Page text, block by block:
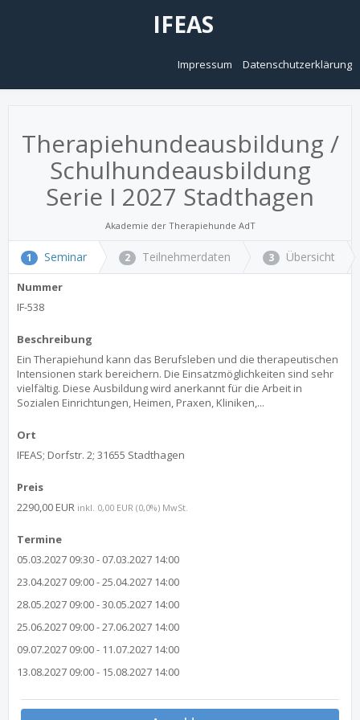
IFEAS
Impressum Datenschutzerklärung
Therapiehundeausbildung /
Schulhundeausbildung
Serie I 2027 Stadthagen
Akademie der Therapiehunde AdT
1 Seminar 2 Teilnehmerdaten 3 Übersicht
Nummer
IF-538
Beschreibung
Ein Therapiehund kann das Berufsleben und die therapeutischen
Intensionen stark bereichern. Die Einsatzmöglichkeiten sind sehr
vielfältig. Diese Ausbildung wird anerkannt für die Arbeit in
Sozialen Einrichtungen, Heimen, Praxen, Kliniken,...
Ort
IFEAS; Dorfstr. 2; 31655 Stadthagen
Preis
2290,00 EUR inkl. 0,00 EUR (0,0%) MwSt.
Termine
05.03.2027 09:30 - 07.03.2027 14:00
23.04.2027 09:00 - 25.04.2027 14:00
28.05.2027 09:00 - 30.05.2027 14:00
25.06.2027 09:00 - 27.06.2027 14:00
09.07.2027 09:00 - 11.07.2027 14:00
13.08.2027 09:00 - 15.08.2027 14:00